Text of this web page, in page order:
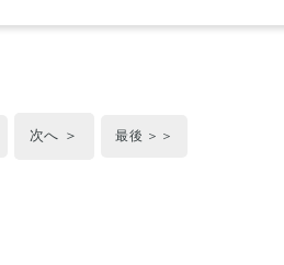
次へ ＞ 最後 ＞＞